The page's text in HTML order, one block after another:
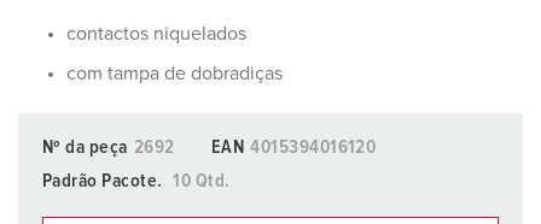
contactos niquelados
com tampa de dobradiças
Nº da peça 2692 EAN 4015394016120
Padrão Pacote.
10 Qtd.